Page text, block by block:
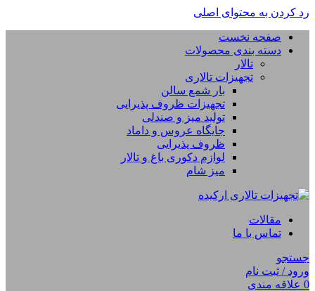
رد کردن به محتوای اصلی
صفحه نخست
دسته بندی محصولات
تالار
تجهیزات تالاری
بار شمع سالن
تجهیزات ظروف پذیرایی
تولید میز و صندلی
جایگاه عروس و داماد
ظروف پذیرایی
لوازم دکوری باغ و تالار
میز شام
مقالات
تماس با ما
جستجو
ورود / ثبت نام
0 علاقه مندی